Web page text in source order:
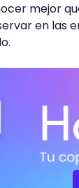
mejor
en las